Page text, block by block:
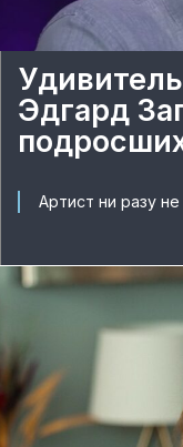
Эдгард
Артист ни разу